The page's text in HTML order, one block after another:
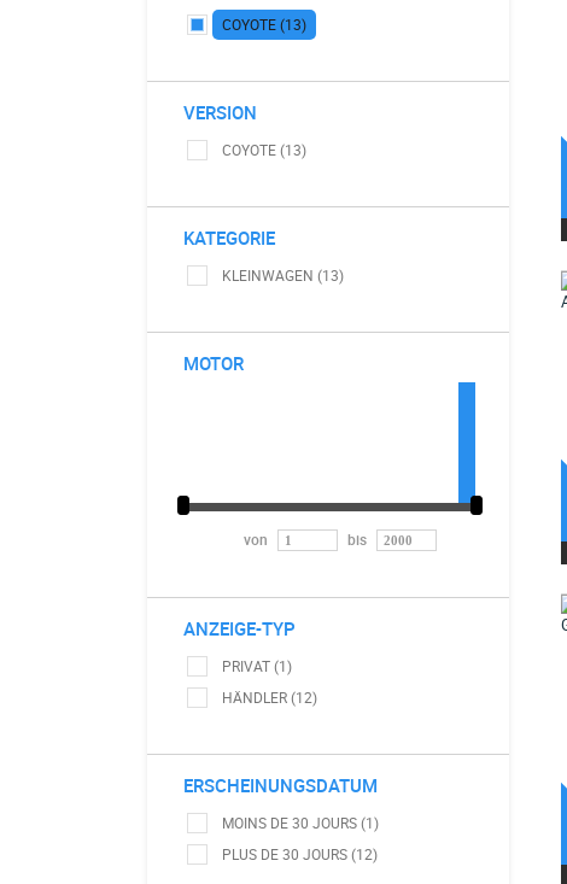
COYOTE (13)
VERSION
COYOTE (13)
KATEGORIE
KLEINWAGEN (13)
MOTOR
von bis
ANZEIGE-TYP
PRIVAT (1)
HÄNDLER (12)
ERSCHEINUNGSDATUM
MOINS DE 30 JOURS (1)
PLUS DE 30 JOURS (12)